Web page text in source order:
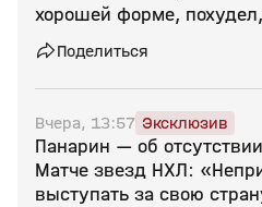
хорошей форме,
Поделиться
Вчера, 13:57 Эксклюзив
Панарин — об
Матче звезд НХЛ:
выступать за свою